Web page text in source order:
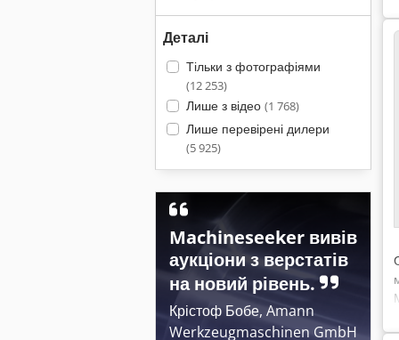
Деталі
Тільки з фотографіями
(12 253)
Лише з відео (1 768)
Лише перевірені дилери
(5 925)
Machineseeker вивів
аукціони з верстатів
на новий рівень.
Крістоф Бобе, Amann
Werkzeugmaschinen GmbH